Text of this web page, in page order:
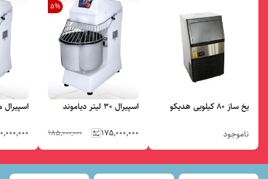
یخ ساز ۸۰ کیلویی هدیکو
ناموجود
5%
اسپیرال ۳۰ لیتر دیاموند
۱۷۵٬۰۰۰٬۰۰۰
۱۸۵٬۰۰۰٬۰۰۰